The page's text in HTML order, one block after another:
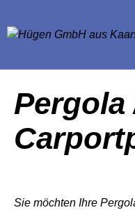
Pergola
Sie möchten Ihre